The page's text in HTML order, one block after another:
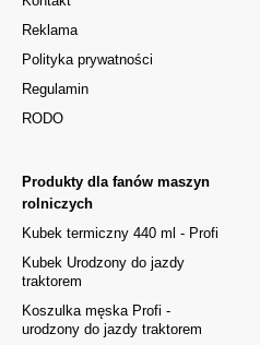
Reklama
Polityka prywatności
Regulamin
RODO
Produkty dla fanów maszyn
rolniczych
Kubek termiczny 440 ml - Profi
Kubek Urodzony do jazdy
traktorem
Koszulka męska Profi -
urodzony do jazdy traktorem